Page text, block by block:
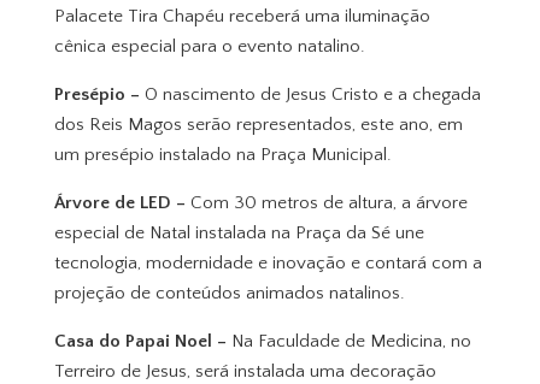
Palacete Tira Chapéu receberá uma iluminação
cênica especial para o evento natalino.
Presépio – O nascimento de Jesus Cristo e a chegada
dos Reis Magos serão representados, este ano, em
um presépio instalado na Praça Municipal.
Árvore de LED – Com 30 metros de altura, a árvore
especial de Natal instalada na Praça da Sé une
tecnologia, modernidade e inovação e contará com a
projeção de conteúdos animados natalinos.
Casa do Papai Noel – Na Faculdade de Medicina, no
Terreiro de Jesus, será instalada uma decoração